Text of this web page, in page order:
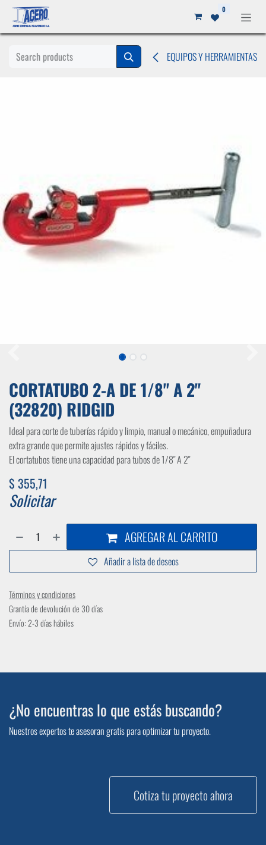
Ir al contenido 0
EQUIPOS Y HERRAMIENTAS
CORTATUBO 2-A DE 1/8" A 2"
(32820) RIDGID
Ideal para corte de tuberías rápido y limpio, manual o mecánico, empuñadura
extra grande que permite ajustes rápidos y fáciles.
El cortatubos tiene una capacidad para tubos de 1/8" A 2"
$ 355,71
Solicitar
AGREGAR AL CARRITO
Añadir a lista de deseos
Términos y condiciones
Grantía de devolución de 30 días
Envío: 2-3 días hábiles
¿No encuentras lo que estás buscando?
Nuestros expertos te asesoran gratis para optimizar tu proyecto.
Cotiza tu proyecto ahora